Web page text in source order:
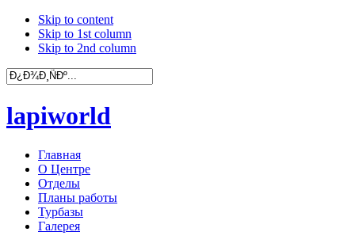
Skip to content
Skip to 1st column
Skip to 2nd column
lapiworld
Главная
О Центре
Отделы
Планы работы
Турбазы
Галерея